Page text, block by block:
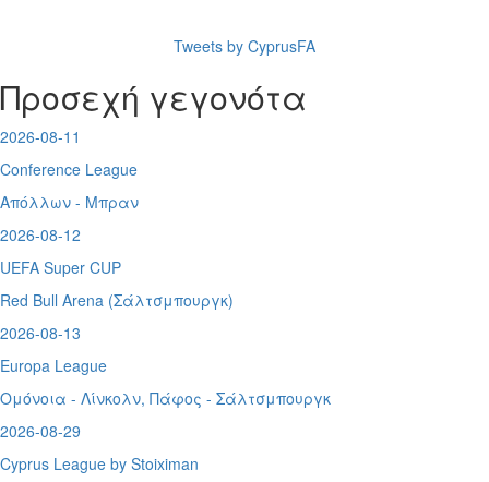
Tweets by CyprusFA
Προσεχή γεγονότα
2026-08-11
Conference League
Απόλλων - Μπραν
2026-08-12
UEFA Super CUP
Red Bull Arena (Σάλτσμπουργκ)
2026-08-13
Europa League
Ομόνοια - Λίνκολν, Πάφος - Σάλτσμπουργκ
2026-08-29
Cyprus League by Stoiximan